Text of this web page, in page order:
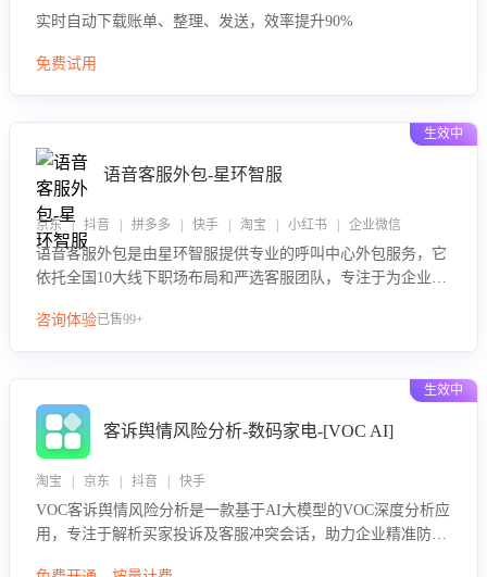
实时自动下载账单、整理、发送，效率提升90%
免费试用
生效中
语音客服外包-星环智服
京东 | 抖音 | 拼多多 | 快手 | 淘宝 | 小红书 | 企业微信
语音客服外包是由星环智服提供专业的呼叫中心外包服务，它
依托全国10大线下职场布局和严选客服团队，专注于为企业提
队和智能工具提升语音客服服务效率和质量，帮助企业实现降
咨询体验已售99+
生效中
客诉舆情风险分析-数码家电-[VOC AI]
淘宝 | 京东 | 抖音 | 快手
VOC客诉舆情风险分析是一款基于AI大模型的VOC深度分析应
用，专注于解析买家投诉及客服冲突会话，助力企业精准防控